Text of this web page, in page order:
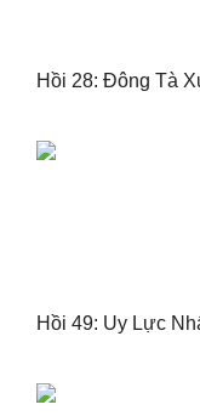
Hồi 28: Đông Tà
Hồi 49: Uy Lực